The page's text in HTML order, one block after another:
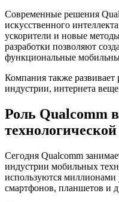
Современные решения
искусственного
ускорители и новые
разработки позволяют
функциональные
Компания также
индустрии, интернета
Роль Qualcomm
Сегодня Qualcomm
индустрии мобильных
используются миллионами
смартфонов, планшетов и